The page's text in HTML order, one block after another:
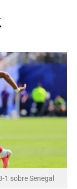
sobre Senegal